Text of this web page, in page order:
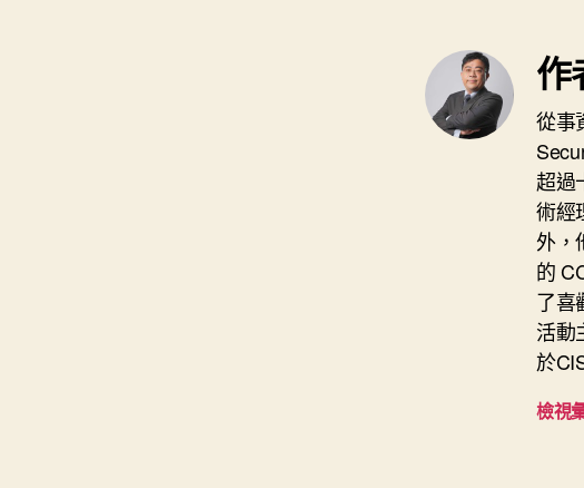
作
從事
超過
術經
外，
的
了喜
活動
於
檢視